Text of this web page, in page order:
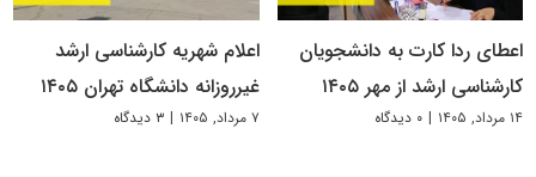
اعطای ردا کارت به دانشجویان
کارشناسی ارشد از مهر ۱۴۰۵
۱۴ مرداد, ۱۴۰۵ | ۰ دیدگاه
اعلام شهریه کارشناسی ارشد
غیرروزانه دانشگاه تهران ۱۴۰۵
۷ مرداد, ۱۴۰۵ | ۳ دیدگاه